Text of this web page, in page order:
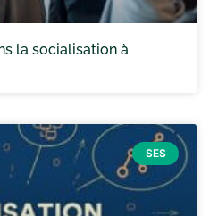
la socialisation à
SES